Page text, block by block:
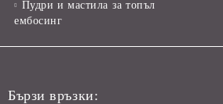
Пудри и мастила за топъл
ембосинг
Бързи връзки: